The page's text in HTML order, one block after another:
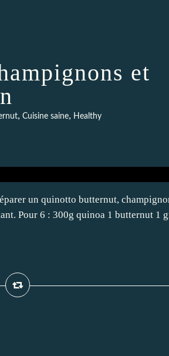
et
, Cuisine saine, Healthy
un quinotto butternut,
Pour 6 : 300g quinoa 1 butternut 1